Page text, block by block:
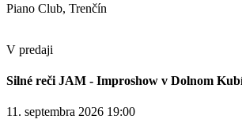
Piano Club, Trenčín
V predaji
Silné reči JAM - Improshow v Dolnom
11. septembra 2026 19:00